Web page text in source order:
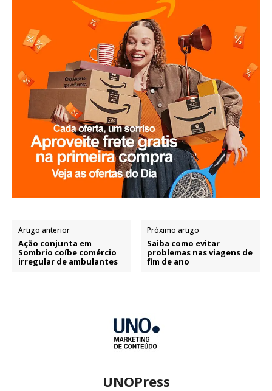
Artigo anterior
Ação conjunta em
Sombrio coíbe comércio
irregular de ambulantes
Próximo artigo
Saiba como evitar
problemas nas viagens de
fim de ano
UNOPress